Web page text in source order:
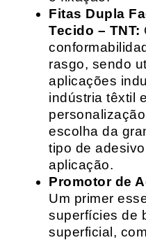
Fitas Dupla
Tecido – TNT:
rasgo, sendo
aplicações
indústria têxtil
escolha da
tipo de
aplicação.
Promotor de
Um primer
superfícies de
superficial,